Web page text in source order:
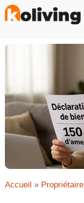
Aller
Accueil » Propriétaire